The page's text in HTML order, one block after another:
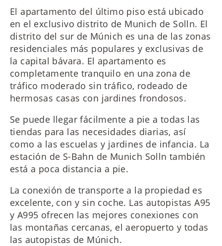
El apartamento del último piso está ubicado
en el exclusivo distrito de Munich de Solln. El
distrito del sur de Múnich es una de las zonas
residenciales más populares y exclusivas de
la capital bávara. El apartamento es
completamente tranquilo en una zona de
tráfico moderado sin tráfico, rodeado de
hermosas casas con jardines frondosos.
Se puede llegar fácilmente a pie a todas las
tiendas para las necesidades diarias, así
como a las escuelas y jardines de infancia. La
estación de S-Bahn de Munich Solln también
está a poca distancia a pie.
La conexión de transporte a la propiedad es
excelente, con y sin coche. Las autopistas A95
y A995 ofrecen las mejores conexiones con
las montañas cercanas, el aeropuerto y todas
las autopistas de Múnich.